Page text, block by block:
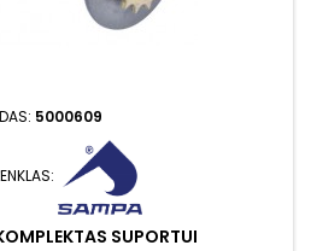
5000609
SUPORTUI